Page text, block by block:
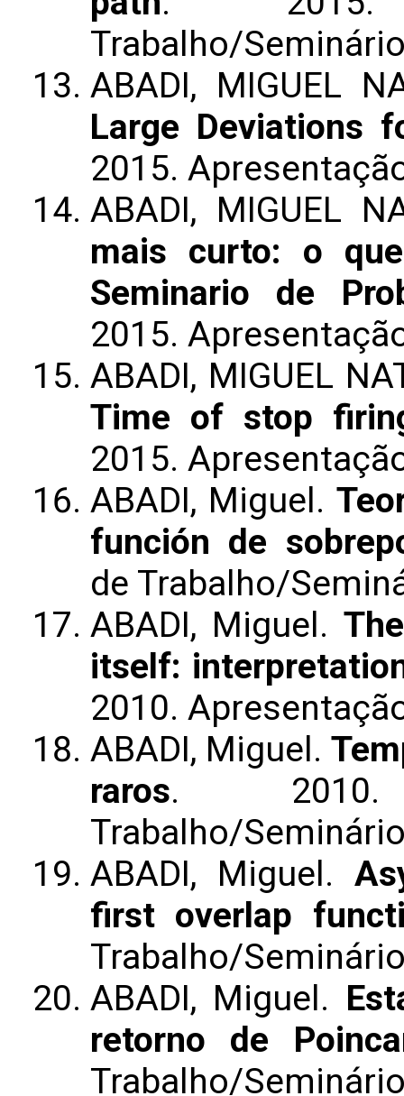
Trabalho/
ABADI, MIGUEL
Large Deviations
2015.
ABADI, MIGUEL
mais curto: o
Seminario de
2015.
ABADI, MIGUEL
Time of stop
2015.
ABADI, Miguel.
función de
de Trabalho/
ABADI, Miguel.
itself:
2010.
ABADI, Miguel.
raros. 2010.
Trabalho/
ABADI, Miguel.
first overlap
Trabalho/
ABADI, Miguel.
retorno de
Trabalho/